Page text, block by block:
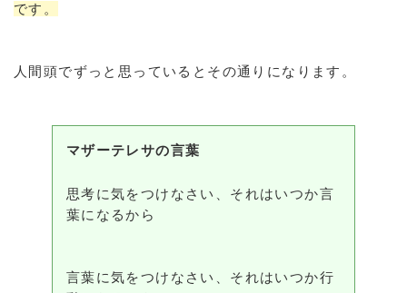
です。
人間頭でずっと思っているとその通りになります。
マザーテレサの言葉
思考に気をつけなさい、それはいつか言
葉になるから
言葉に気をつけなさい、それはいつか行